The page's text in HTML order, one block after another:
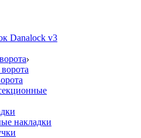
Danalock v3
накладки